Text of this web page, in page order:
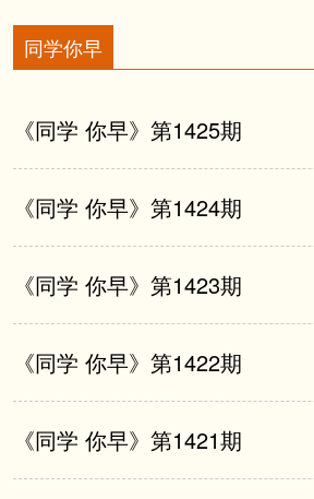
创造历史的伟大进程给予最热情
扬。
泰说过：“艺术不是技艺，它是艺
辛勤劳动、感知人民的喜怒哀乐
之中，同人民一道感受时代的脉搏
力，不断发掘更多代表时代精神
造更多吸引人、感染人、打动人
“立文之道，惟字与义。”文艺只
向上向善的优良传统，把社会主
习近平致中央广播电
习近平在深入推动黄
习近平在中共中央政
习近平致仰韶文化发
习近平：扎实推动共同
习近平在第二届联合
习近平在中央人大工作
习近平向全国老年人
同学你早
《同学 你早》第1425期
《同学 你早》第1424期
《同学 你早》第1423期
《同学 你早》第1422期
《同学 你早》第1421期